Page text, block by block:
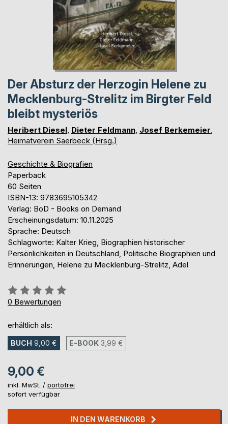
Der Absturz der Herzogin Helene zu
Mecklenburg-Strelitz im Birgter Feld
bleibt mysteriös
Heribert Diesel, Dieter Feldmann, Josef Berkemeier,
Heimatverein Saerbeck (Hrsg.)
Geschichte & Biografien
Paperback
60 Seiten
ISBN-13: 9783695105342
Verlag: BoD - Books on Demand
Erscheinungsdatum: 10.11.2025
Sprache: Deutsch
Schlagworte: Kalter Krieg, Biographien historischer
Persönlichkeiten in Deutschland, Politische Biographien und
Erinnerungen, Helene zu Mecklenburg-Strelitz, Adel
Bewertung::
0%
0 Bewertungen
erhältlich als:
BUCH 9,00 € E-BOOK 3,99 €
9,00 €
inkl. MwSt. / portofrei
sofort verfügbar
IN DEN WARENKORB